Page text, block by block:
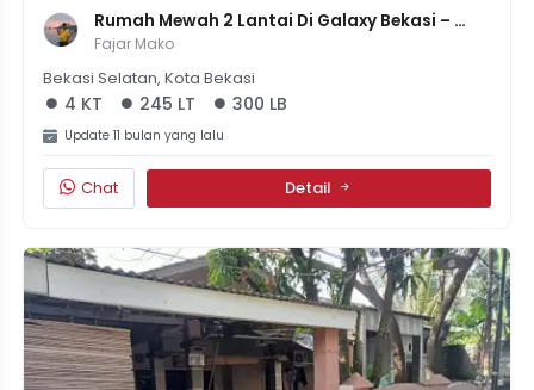
Rumah Mewah 2 Lantai Di Galaxy Bekasi –
Siap Huni, Harga 2,3 Miliar!
Fajar Mako
Bekasi Selatan, Kota Bekasi
4 KT 245 LT 300 LB
Update 11 bulan yang lalu
Chat Detail